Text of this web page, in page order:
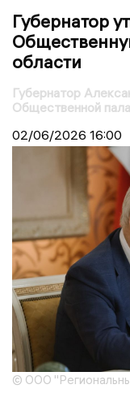
Губернатор
области
Губернатор
Общественной
02/06/2026 16:00
© ООО